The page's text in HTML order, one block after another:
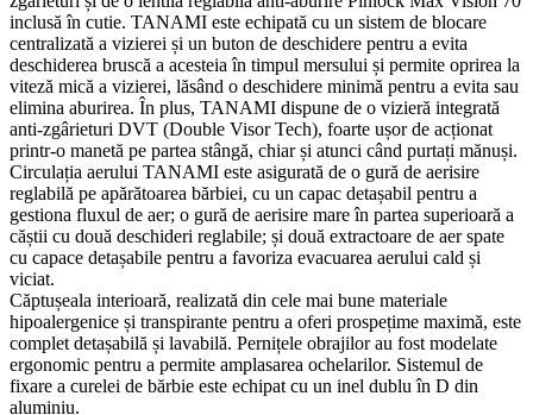
inclusă în cutie. TANAMI este echipată cu un sistem de blocare
centralizată a vizierei și un buton de deschidere pentru a evita
deschiderea bruscă a acesteia în timpul mersului și permite oprirea la
viteză mică a vizierei, lăsând o deschidere minimă pentru a evita sau
elimina aburirea. În plus, TANAMI dispune de o vizieră integrată
anti-zgârieturi DVT (Double Visor Tech), foarte ușor de acționat
printr-o manetă pe partea stângă, chiar și atunci când purtați mănuși.
Circulația aerului TANAMI este asigurată de o gură de aerisire
reglabilă pe apărătoarea bărbiei, cu un capac detașabil pentru a
gestiona fluxul de aer; o gură de aerisire mare în partea superioară a
căștii cu două deschideri reglabile; și două extractoare de aer spate
cu capace detașabile pentru a favoriza evacuarea aerului cald și
viciat.
Căptușeala interioară, realizată din cele mai bune materiale
hipoalergenice și transpirante pentru a oferi prospețime maximă, este
complet detașabilă și lavabilă. Pernițele obrajilor au fost modelate
ergonomic pentru a permite amplasarea ochelarilor. Sistemul de
fixare a curelei de bărbie este echipat cu un inel dublu în D din
aluminiu.